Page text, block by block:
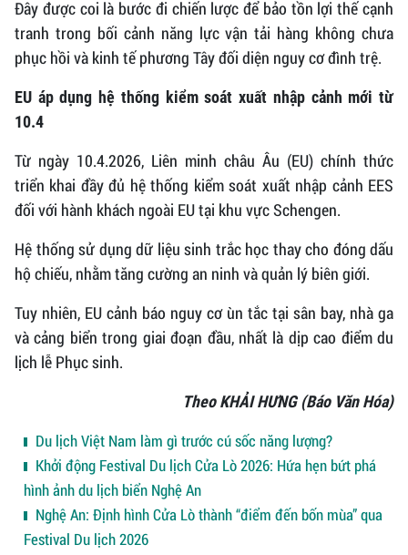
Đây được coi là bước đi chiến lược để bảo tồn lợi thế cạnh
tranh trong bối cảnh năng lực vận tải hàng không chưa
phục hồi và kinh tế phương Tây đối diện nguy cơ đình trệ.
EU áp dụng hệ thống kiểm soát xuất nhập cảnh mới từ
10.4
Từ ngày 10.4.2026, Liên minh châu Âu (EU) chính thức
triển khai đầy đủ hệ thống kiểm soát xuất nhập cảnh EES
đối với hành khách ngoài EU tại khu vực Schengen.
Hệ thống sử dụng dữ liệu sinh trắc học thay cho đóng dấu
hộ chiếu, nhằm tăng cường an ninh và quản lý biên giới.
Tuy nhiên, EU cảnh báo nguy cơ ùn tắc tại sân bay, nhà ga
và cảng biển trong giai đoạn đầu, nhất là dịp cao điểm du
lịch lễ Phục sinh.
Theo KHẢI HƯNG (Báo Văn Hóa)
Du lịch Việt Nam làm gì trước cú sốc năng lượng?
Khởi động Festival Du lịch Cửa Lò 2026: Hứa hẹn bứt phá
hình ảnh du lịch biển Nghệ An
Nghệ An: Định hình Cửa Lò thành “điểm đến bốn mùa” qua
Festival Du lịch 2026